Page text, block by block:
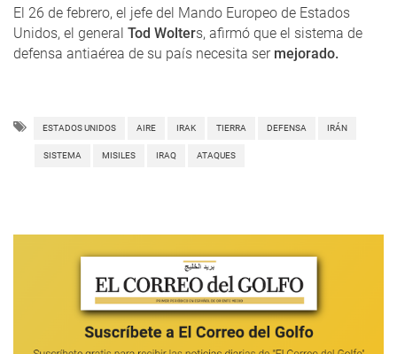
El 26 de febrero, el jefe del Mando Europeo de Estados
Unidos, el general Tod Wolters, afirmó que el sistema de
defensa antiaérea de su país necesita ser mejorado.
ESTADOS UNIDOS AIRE IRAK TIERRA DEFENSA IRÁN
SISTEMA MISILES IRAQ ATAQUES